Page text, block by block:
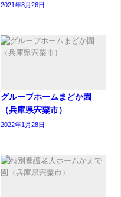
2021年8月26日
グループホームまどか園
（兵庫県宍粟市）
2022年1月28日